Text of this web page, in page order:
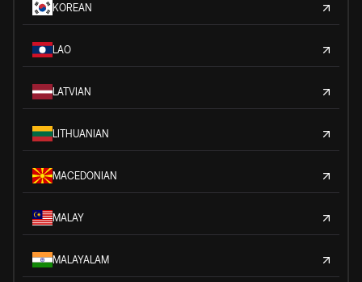
KOREAN
LAO
LATVIAN
LITHUANIAN
MACEDONIAN
MALAY
MALAYALAM